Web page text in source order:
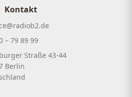
Kontakt
– 79 89 99
Straße 43-44
Berlin